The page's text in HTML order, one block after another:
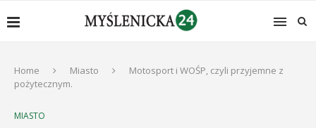
Home Miasto
Motosport i WOŚP, czyli przyjemne z
pożytecznym.
MIASTO